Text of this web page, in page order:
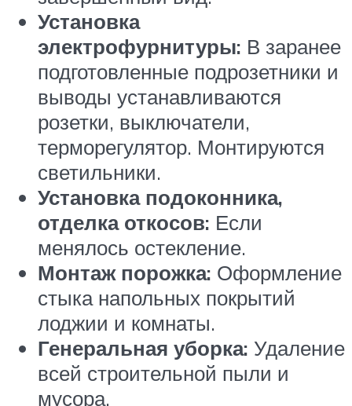
Установка
электрофурнитуры: В заранее
подготовленные подрозетники и
выводы устанавливаются
розетки, выключатели,
терморегулятор. Монтируются
светильники.
Установка подоконника,
отделка откосов: Если
менялось остекление.
Монтаж порожка: Оформление
стыка напольных покрытий
лоджии и комнаты.
Генеральная уборка: Удаление
всей строительной пыли и
мусора.